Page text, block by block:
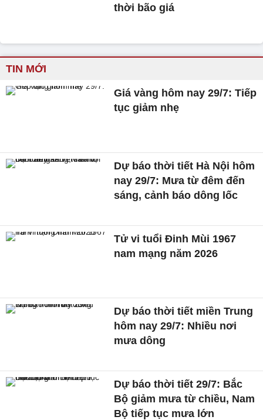
thời bão giá
TIN MỚI
Giá vàng hôm nay 29/7: Tiếp
tục giảm nhẹ
Dự báo thời tiết Hà Nội hôm
nay 29/7: Mưa từ đêm đến
sáng, cảnh báo dông lốc
Tử vi tuổi Đinh Mùi 1967
nam mạng năm 2026
Dự báo thời tiết miền Trung
hôm nay 29/7: Nhiều nơi
mưa dông
Dự báo thời tiết 29/7: Bắc
Bộ giảm mưa từ chiều, Nam
Bộ tiếp tục mưa lớn